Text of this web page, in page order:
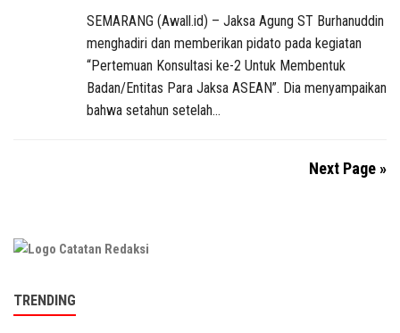
SEMARANG (Awall.id) – Jaksa Agung ST Burhanuddin
menghadiri dan memberikan pidato pada kegiatan
“Pertemuan Konsultasi ke-2 Untuk Membentuk
Badan/Entitas Para Jaksa ASEAN”. Dia menyampaikan
bahwa setahun setelah...
Next Page »
TRENDING